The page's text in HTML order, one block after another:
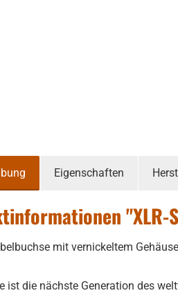
Eigenschaften
"XLR-
mit vernickeltem
ist die nächste Generation des